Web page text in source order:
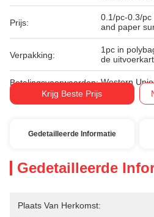
Prijs:
0.1/pc-0.3/
and paper
Verpakking:
1pc in
de
Betalingsvoorwaarden: Western
Krijg Beste Prijs
Gedetailleerde Informatie
Gedetailleerde
Plaats Van Herkomst: